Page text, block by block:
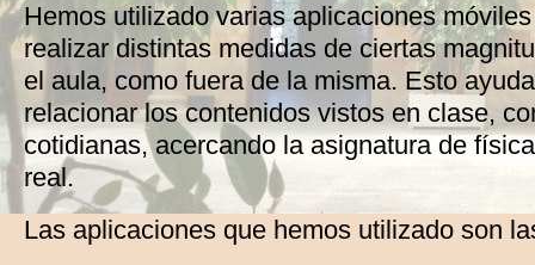
Hemos utilizado varias aplicaciones
realizar distintas medidas de ciertas
el aula, como fuera de la misma. Esto
relacionar los contenidos vistos en clase,
cotidianas, acercando la asignatura de
real.
Las aplicaciones que hemos utilizado son